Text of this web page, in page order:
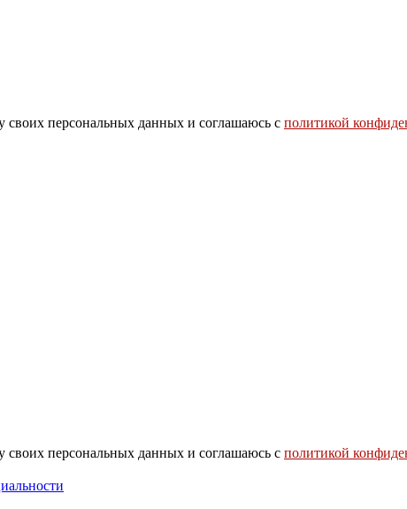
своих персональных данных и соглашаюсь с политикой
своих персональных данных и соглашаюсь с политикой